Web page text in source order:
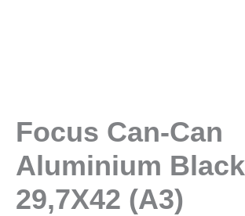
Focus Can-Can
Aluminium Black
29,7X42 (A3)